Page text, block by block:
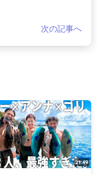
次の記事へ